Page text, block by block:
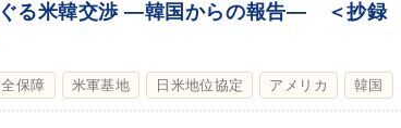
る米韓交渉 ―韓国からの報告― ＜抄録
保障 米軍基地 日米地位協定 アメリカ 韓国